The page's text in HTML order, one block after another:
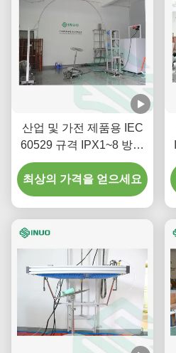
산업 및 가전 제품용 IEC
60529 규격 IPX1~8 방수
시험 시스템
최상의 가격을 얻으세요